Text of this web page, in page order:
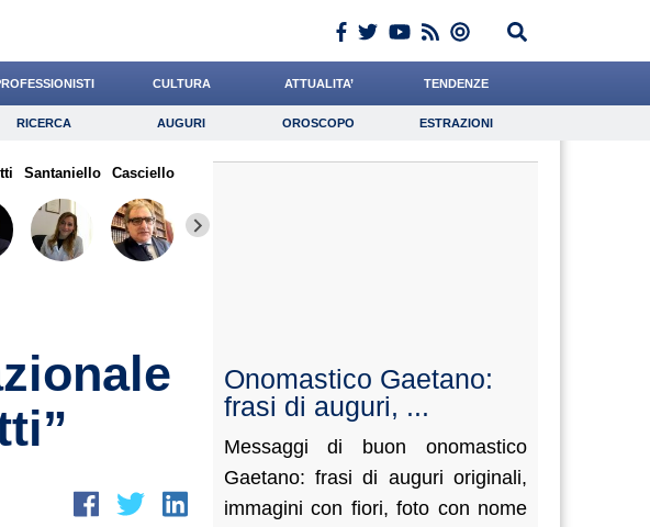
CULTURA ATTUALITA’ TENDENZE
Ricerca Auguri Oroscopo Estrazioni
Economia Giornalista
RICERCA AUGURI OROSCOPO ESTRAZIONI
Santaniello Casciello
Onomastico Gaetano:
frasi di auguri, ...
Messaggi di buon onomastico
Gaetano: frasi di auguri originali,
immagini con fiori, foto con nome